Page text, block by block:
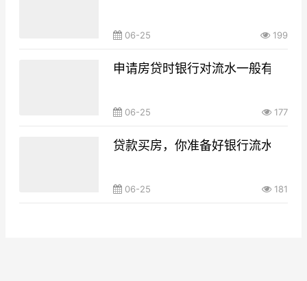
06-25 199
申请房贷时银行对流水一般有什么
06-25 177
贷款买房，你准备好银行流水了吗
06-25 181